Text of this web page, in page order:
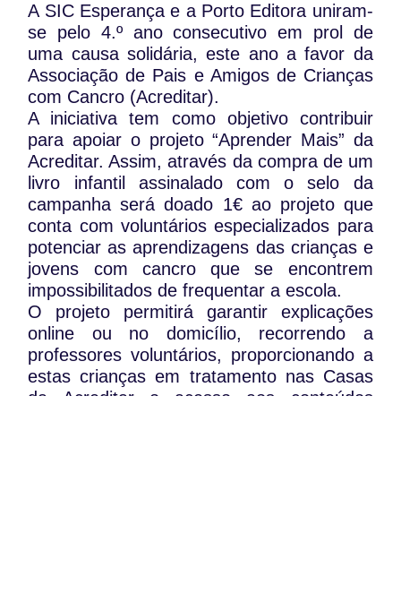
A SIC Esperança e a Porto Editora uniram-
se pelo 4.º ano consecutivo em prol de
uma causa solidária, este ano a favor da
Associação de Pais e Amigos de Crianças
com Cancro (Acreditar).
A iniciativa tem como objetivo contribuir
para apoiar o projeto “Aprender Mais” da
Acreditar. Assim, através da compra de um
livro infantil assinalado com o selo da
campanha será doado 1€ ao projeto que
conta com voluntários especializados para
potenciar as aprendizagens das crianças e
jovens com cancro que se encontrem
impossibilitados de frequentar a escola.
O projeto permitirá garantir explicações
online ou no domicílio, recorrendo a
professores voluntários, proporcionando a
estas crianças em tratamento nas Casas
da Acreditar o acesso aos conteúdos